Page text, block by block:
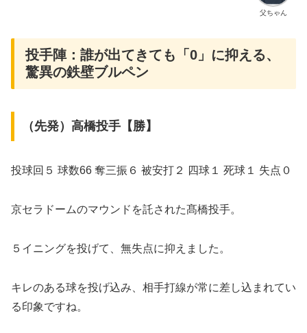
父ちゃん
投手陣：誰が出てきても「0」に抑える、
驚異の鉄壁ブルペン
（先発）高橋投手【勝】
​投球回５ 球数66 奪三振６ 被安打２ 四球１ 死球１ 失点０
京セラドームのマウンドを託された髙橋投手。
５イニングを投げて、無失点に抑えました。
キレのある球を投げ込み、相手打線が常に差し込まれてい
る印象ですね。